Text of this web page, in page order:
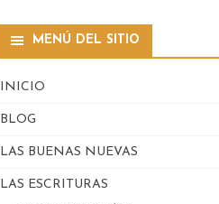
MENÚ DEL SITIO
INICIO
BLOG
LAS BUENAS NUEVAS
LAS ESCRITURAS